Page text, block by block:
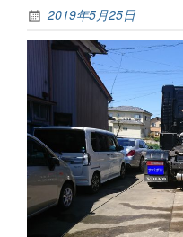
2019年5月25日